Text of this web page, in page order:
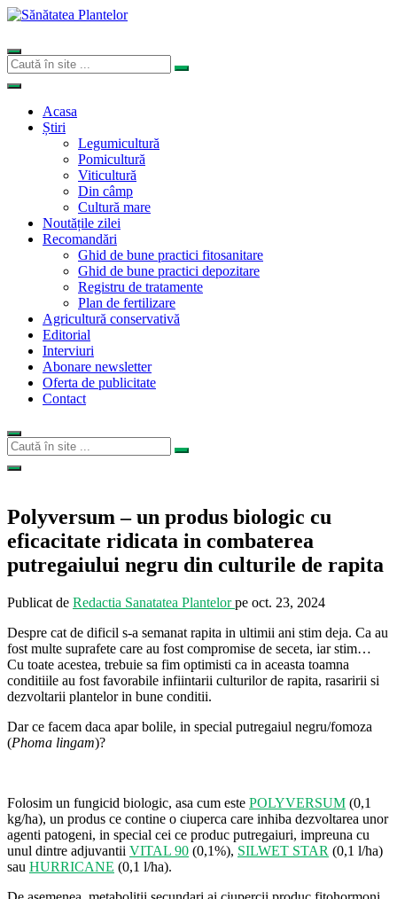
Acasa
Știri
Legumicultură
Pomicultură
Viticultură
Din câmp
Cultură mare
Noutățile zilei
Recomandări
Ghid de bune practici fitosanitare
Ghid de bune practici depozitare
Registru de tratamente
Plan de fertilizare
Agricultură conservativă
Editorial
Interviuri
Abonare newsletter
Oferta de publicitate
Contact
Polyversum – un produs biologic cu
eficacitate ridicata in combaterea
putregaiului negru din culturile de rapita
Publicat de Redactia Sanatatea Plantelorpe oct. 23, 2024
Despre cat de dificil s-a semanat rapita in ultimii ani stim deja. Ca au
fost multe suprafete care au fost compromise de seceta, iar stim…
Cu toate acestea, trebuie sa fim optimisti ca in aceasta toamna
conditiile au fost favorabile infiintarii culturilor de rapita, rasaririi si
dezvoltarii plantelor in bune conditii.
Dar ce facem daca apar bolile, in special putregaiul negru/fomoza
(Phoma lingam)?
Folosim un fungicid biologic, asa cum este POLYVERSUM (0,1
kg/ha), un produs ce contine o ciuperca care inhiba dezvoltarea unor
agenti patogeni, in special cei ce produc putregaiuri, impreuna cu
unul dintre adjuvantii VITAL 90 (0,1%), SILWET STAR (0,1 l/ha)
sau HURRICANE (0,1 l/ha).